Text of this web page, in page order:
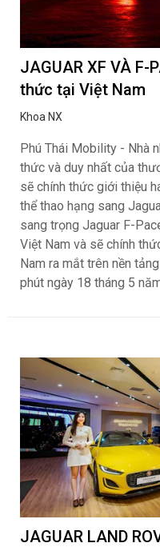
JAGUAR XF VÀ F-
thức tại Việt Nam
Khoa NX
Phú Thái Mobility - Nhà
thức và duy nhất của
sẽ chính thức giới thiệu
thể thao hạng sang
sang trọng Jaguar F-
Việt Nam và sẽ chính
Nam ra mắt trên nền
phút ngày 18 tháng 5
JAGUAR LAND